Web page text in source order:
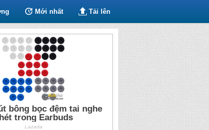
Mới nhất Tải lên
bông bọc đệm tai nghe
trong Earbuds
Lazada